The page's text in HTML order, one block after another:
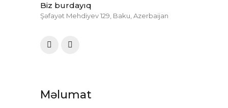
Biz burdayıq
Şəfayət Mehdiyev 129, Baku, Azerbaijan
Məlumat